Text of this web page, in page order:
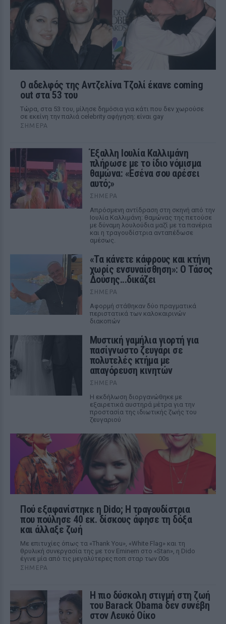
Ο αδελφός της Αντζελίνα Τζολί έκανε coming
out στα 53 του
Τώρα, στα 53 του, μίλησε δημόσια για κάτι που δεν χωρούσε
σε εκείνη την παλιά celebrity αφήγηση: είναι gay
ΣΉΜΕΡΑ
Έξαλλη Ιουλία Καλλιμάνη
πλήρωσε με το ίδιο νόμισμα
θαμώνα: «Εσένα σου αρέσει
αυτό;»
ΣΉΜΕΡΑ
Απρόσμενη αντίδραση στη σκηνή από την
Ιουλία Καλλιμάνη: θαμώνας της πετούσε
με δύναμη λουλούδια μαζί με τα πανέρια
και η τραγουδίστρια ανταπέδωσε
αμέσως.
«Τα κάνετε κάφρους και κτήνη
χωρίς ενσυναίσθηση»: Ο Τάσος
Δούσης...δικάζει
ΣΉΜΕΡΑ
Αφορμή στάθηκαν δύο πραγματικά
περιστατικά των καλοκαιρινών
διακοπών
Μυστική γαμήλια γιορτή για
πασίγνωστο ζευγάρι σε
πολυτελές κτήμα με
απαγόρευση κινητών
ΣΉΜΕΡΑ
Η εκδήλωση διοργανώθηκε με
εξαιρετικά αυστηρά μέτρα για την
προστασία της ιδιωτικής ζωής του
ζευγαριού
Πού εξαφανίστηκε η Dido; Η τραγουδίστρια
που πούλησε 40 εκ. δίσκους άφησε τη δόξα
και άλλαξε ζωή
Με επιτυχίες όπως τα «Thank You», «White Flag» και τη
θρυλική συνεργασία της με τον Eminem στο «Stan», η Dido
έγινε μία από τις μεγαλύτερες ποπ σταρ των 00s
ΣΉΜΕΡΑ
Η πιο δύσκολη στιγμή στη ζωή
του Barack Obama δεν συνέβη
στον Λευκό Οίκο